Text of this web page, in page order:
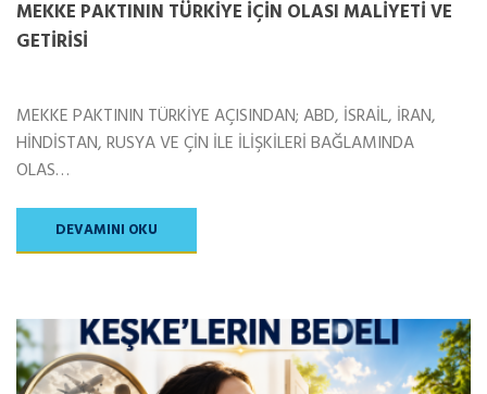
MEKKE PAKTININ TÜRKİYE İÇİN OLASI MALİYETİ VE
GETİRİSİ
MEKKE PAKTININ TÜRKİYE AÇISINDAN; ABD, İSRAİL, İRAN,
HİNDİSTAN, RUSYA VE ÇİN İLE İLİŞKİLERİ BAĞLAMINDA
OLAS…
DEVAMINI OKU